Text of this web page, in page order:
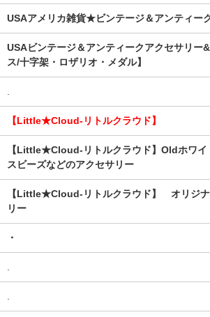
USAアメリカ雑貨★ビンテージ＆アンティー
USAビンテージ＆アンティークアクセサリー
ス/十字架・ロザリオ・メダル】
【Little★Cloud-リトルクラウド】
【Little★Cloud-リトルクラウド】Oldホワイ
スビーズなどのアクセサリー
【Little★Cloud-リトルクラウド】 オリジナ
リー
・